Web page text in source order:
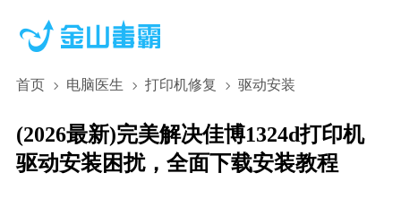
首页 电脑医生 打印机修复 驱动安装
(2026最新)完美解决佳博1324d打印机
驱动安装困扰，全面下载安装教程